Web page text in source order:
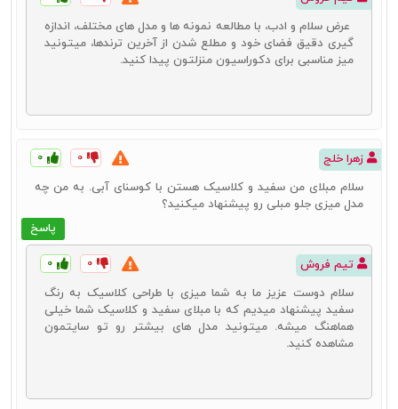
عرض سلام و ادب، با مطالعه نمونه ها و مدل های مختلف، اندازه
گیری دقیق فضای خود و مطلع شدن از آخرین ترندها، میتونید
میز مناسبی برای دکوراسیون منزلتون پیدا کنید.
زهرا خلج ۰ ۰
پاسخ
سلام مبلای من سفید و کلاسیک هستن با کوسنای آبی. به من چه
مدل میزی جلو مبلی رو پیشنهاد میکنید؟
تیم فروش ۰ ۰
سلام دوست عزیز ما به شما میزی با طراحی کلاسیک به رنگ
سفید پیشنهاد میدیم که با مبلای سفید و کلاسیک شما خیلی
هماهنگ میشه. میتونید مدل های بیشتر رو تو سایتمون
مشاهده کنید.